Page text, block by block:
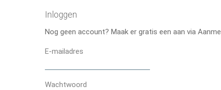
Inloggen
Nog geen account? Maak er gratis een aan via
E-mailadres
Wachtwoord